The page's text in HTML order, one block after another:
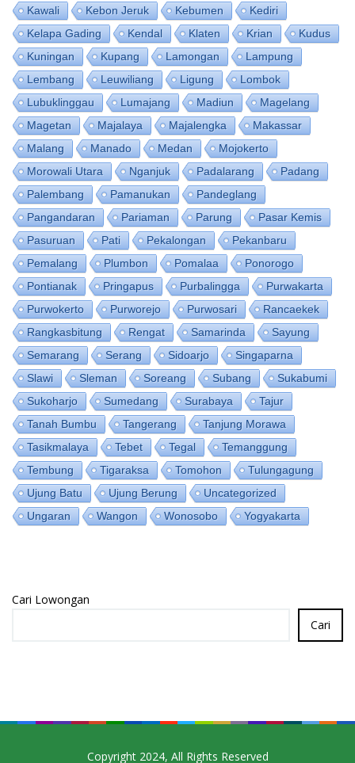
Kawali
Kebon Jeruk Kebumen
Kediri
Kelapa Gading
Kendal Klaten Krian
Kudus
Kuningan
Kupang Lamongan
Lampung
Lembang
Leuwiliang Ligung
Lombok
Lubuklinggau
Lumajang Madiun
Magelang
Magetan
Majalaya Majalengka
Makassar
Malang
Manado Medan
Mojokerto
Morowali Utara
Nganjuk Padalarang
Padang
Palembang
Pamanukan
Pandeglang
Pangandaran
Pariaman Parung
Pasar Kemis
Pasuruan
Pati Pekalongan
Pekanbaru
Pemalang
Plumbon Pomalaa
Ponorogo
Pontianak
Pringapus Purbalingga
Purwakarta
Purwokerto
Purworejo Purwosari
Rancaekek
Rangkasbitung
Rengat Samarinda
Sayung
Semarang
Serang Sidoarjo
Singaparna
Slawi
Sleman Soreang Subang
Sukabumi
Sukoharjo
Sumedang Surabaya
Tajur
Tanah Bumbu
Tangerang
Tanjung Morawa
Tasikmalaya
Tebet Tegal
Temanggung
Tembung
Tigaraksa Tomohon
Tulungagung
Ujung Batu
Ujung Berung
Uncategorized
Ungaran
Wangon Wonosobo Yogyakarta
Cari Lowongan
Cari
Copyright 2024, All Rights Reserved